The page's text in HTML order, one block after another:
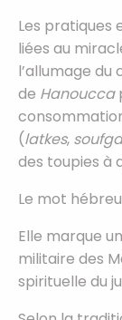
Les pratiques
liées au
l’allumage
de Hanoucca
(latkes,
des toupies à
Le mot hébreu
Elle marque
militaire des
spirituelle du